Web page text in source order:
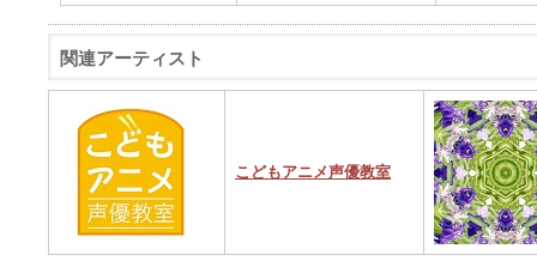
関連アーティスト
こどもアニメ声優教室